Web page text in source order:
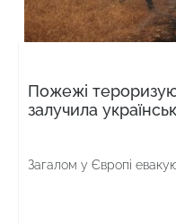
Пожежі
залучила
Загалом у Європі